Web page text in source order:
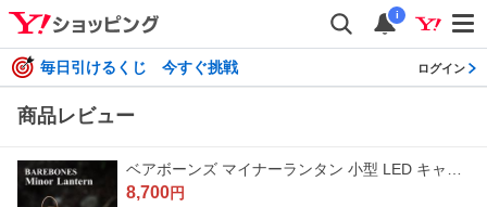
i
毎日引けるくじ 今すぐ挑戦 ログイン
商品レビュー
8,700円